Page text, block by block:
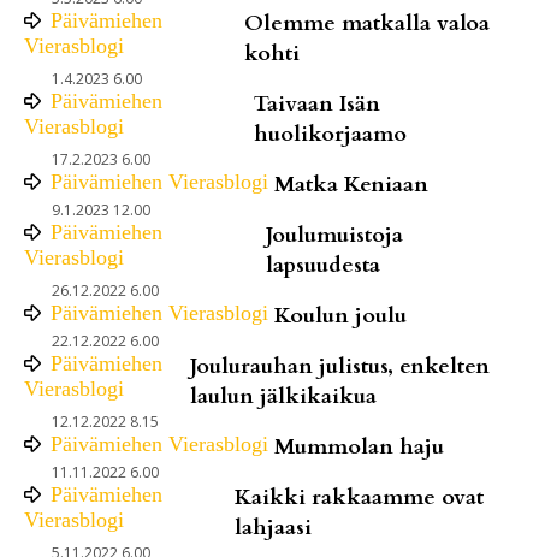
Päivämiehen
Vierasblogi
Olemme matkalla valoa
kohti
1.4.2023 6.00
Päivämiehen
Vierasblogi
Taivaan Isän
huolikorjaamo
17.2.2023 6.00
Päivämiehen Vierasblogi Matka Keniaan
9.1.2023 12.00
Päivämiehen
Vierasblogi
Joulumuistoja
lapsuudesta
26.12.2022 6.00
Päivämiehen Vierasblogi Koulun joulu
22.12.2022 6.00
Päivämiehen
Vierasblogi
Joulurauhan julistus, enkelten
laulun jälkikaikua
12.12.2022 8.15
Päivämiehen Vierasblogi Mummolan haju
11.11.2022 6.00
Päivämiehen
Vierasblogi
Kaikki rakkaamme ovat
lahjaasi
5.11.2022 6.00